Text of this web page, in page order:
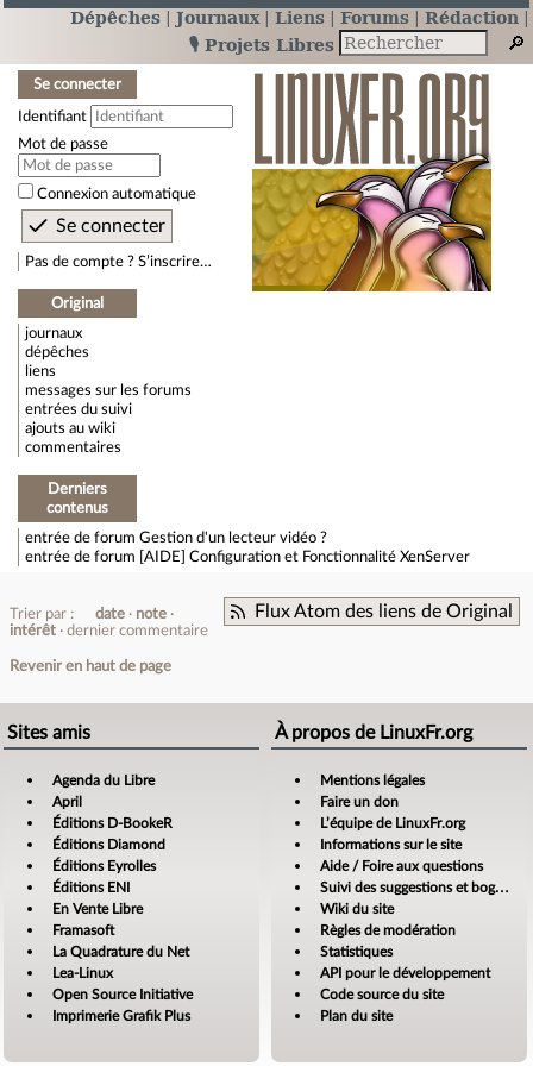
Dépêches Journaux Liens Forums
Rédaction
🎙️ Projets Libres
Se connecter
Identifiant
Mot de passe
Connexion automatique
Pas de compte ? S’inscrire…
Original
journaux
dépêches
liens
messages sur les forums
entrées du suivi
ajouts au wiki
commentaires
Derniers
contenus
entrée de forum Gestion d'un lecteur vidéo ?
entrée de forum
[AIDE] Configuration et Fonctionnalité XenServer
Flux Atom des liens de Original
Trier par : date
note
intérêt
dernier commentaire
Revenir en haut de page
Sites amis
Agenda du Libre
April
Éditions D-BookeR
Éditions Diamond
Éditions Eyrolles
Éditions ENI
En Vente Libre
Framasoft
La Quadrature du Net
Lea-Linux
Open Source Initiative
Imprimerie Grafik Plus
À propos de LinuxFr.org
Mentions légales
Faire un don
L’équipe de LinuxFr.org
Informations sur le site
Aide / Foire aux questions
Suivi des suggestions et bogues
Wiki du site
Règles de modération
Statistiques
API pour le développement
Code source du site
Plan du site